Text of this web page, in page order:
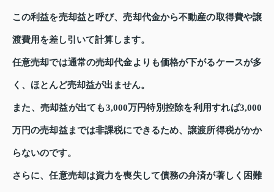
この利益を売却益と呼び、売却代金から不動産の取得費や譲
渡費用を差し引いて計算します。
任意売却では通常の売却代金よりも価格が下がるケースが多
く、ほとんど売却益が出ません。
また、売却益が出ても3,000万円特別控除を利用すれば3,000
万円の売却益までは非課税にできるため、譲渡所得税がかか
らないのです。
さらに、任意売却は資力を喪失して債務の弁済が著しく困難